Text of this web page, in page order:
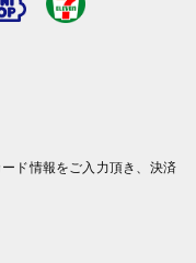
ド情報をご入力頂き、決済